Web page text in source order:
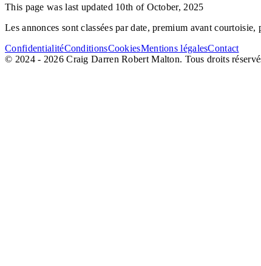
This page was last updated 10th of October, 2025
Les annonces sont classées par date, premium avant
ConfidentialitéConditionsCookiesMentions légalesContact
© 2024 - 2026 Craig Darren Robert Malton. Tous droits